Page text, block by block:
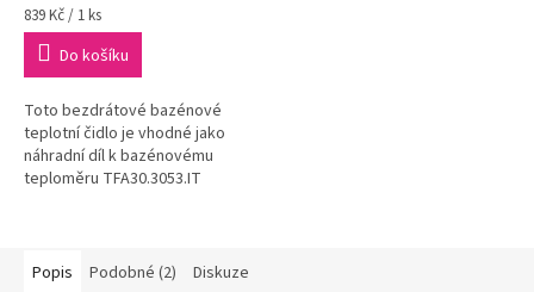
Měrná
cena:
839 Kč / 1 ks
Do košíku
Toto bezdrátové bazénové
teplotní čidlo je vhodné jako
náhradní díl k bazénovému
teploměru TFA30.3053.IT
Popis
Podobné (2) Diskuze